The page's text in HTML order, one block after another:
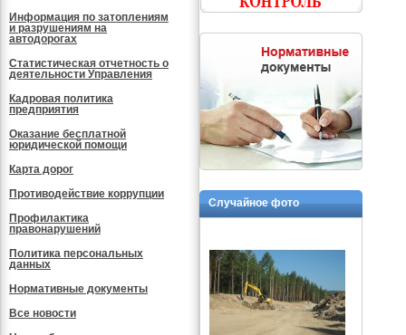
Информация по затоплениям
и разрушениям на
автодорогах
Статистическая отчетность о
деятельности Управления
Кадровая политика
предприятия
Оказание бесплатной
юридической помощи
Карта дорог
Противодействие коррупции
Профилактика
правонарушений
Политика персональных
данных
Нормативные документы
Все новости
Случайное фото